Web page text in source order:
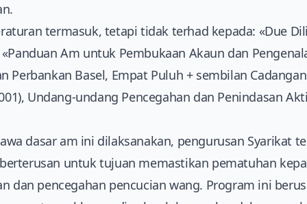
termasuk, tetapi tidak terhad kepada: «Due
Am untuk Pembukaan Akaun dan
Perbankan Basel, Empat Puluh + sembilan
Undang-undang Pencegahan dan Penindasan
dasar am ini dilaksanakan, pengurusan Syarikat
untuk tujuan memastikan pematuhan
dan pencegahan pencucian wang. Program ini